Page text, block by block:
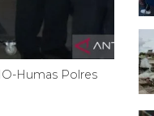
Humas Polres